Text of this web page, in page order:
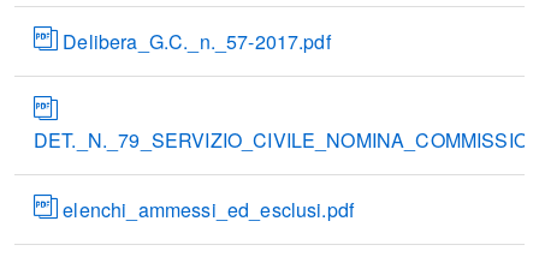
Delibera_G.C._n._57-2017.pdf
elenchi_ammessi_ed_esclusi.pdf